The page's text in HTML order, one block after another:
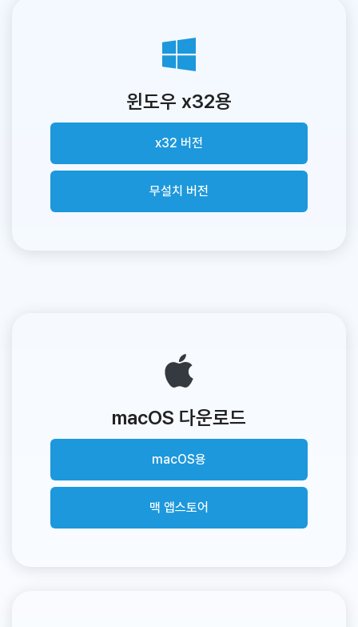
윈도우 x32용
x32 버전
무설치 버전
macOS 다운로드
macOS용
맥 앱스토어